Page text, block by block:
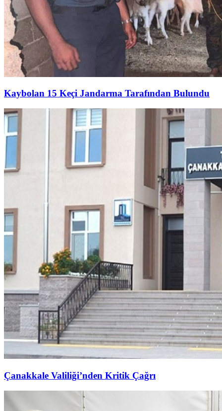
Kaybolan 15 Keçi Jandarma Tarafından Bulundu
Çanakkale Valiliği’nden Kritik Çağrı